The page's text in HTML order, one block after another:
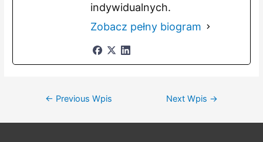
indywidualnych.
Zobacz pełny biogram
Nawigacja
← Previous Wpis Next Wpis →